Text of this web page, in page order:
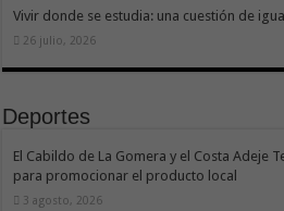
Vivir donde se estudia: una cuestión de
26 julio, 2026
Deportes
El Cabildo de La Gomera y el Costa Adeje
para promocionar el producto local
3 agosto, 2026